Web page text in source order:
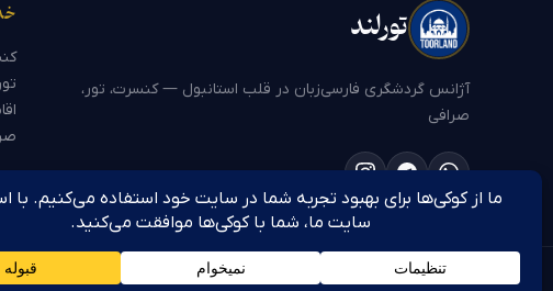
تورلند
آژانس گردشگری فارسی‌زبان در قلب استانبول — کنسرت، تور،
صرافی